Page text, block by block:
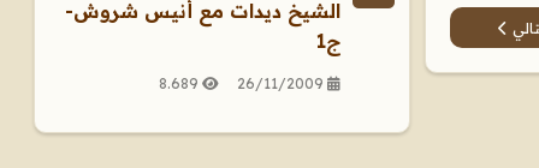
التالي: الرد الجميل على زكريا بطرس
الشيخ ديدات مع أنيس شروش-
ج1
26/11/2009
8.689